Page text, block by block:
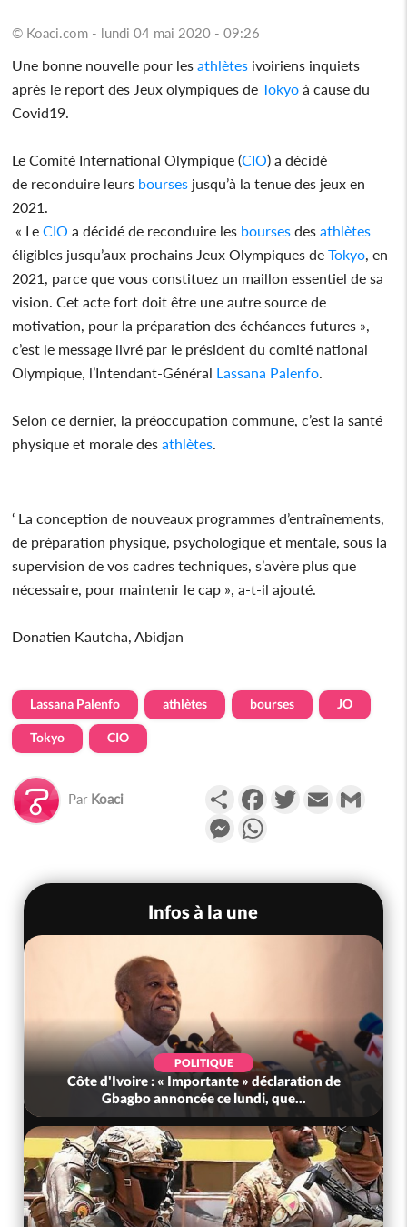
© Koaci.com - lundi 04 mai 2020 - 09:26
Une bonne nouvelle pour lesathlètes ivoiriens inquiets
après le report des Jeux olympiques deTokyo à cause du
Covid19.
Le Comité International Olympique (CIO) a décidé
de reconduire leurs bourses jusqu’à la tenue des jeux en
2021.
« LeCIO a décidé de reconduire les bourses desathlètes
éligibles jusqu’aux prochains Jeux Olympiques deTokyo , en
2021, parce que vous constituez un maillon essentiel de sa
vision. Cet acte fort doit être une autre source de
motivation, pour la préparation des échéances futures »,
c’est le message livré par le président du comité national
Olympique, l’Intendant-Général Lassana Palenfo
Selon ce dernier, la préoccupation commune, c’est la santé
physique et morale desathlètes
‘ La conception de nouveaux programmes d’entraînements,
de préparation physique, psychologique et mentale, sous la
supervision de vos cadres techniques, s’avère plus que
nécessaire, pour maintenir le cap », a-t-il ajouté.
Donatien Kautcha, Abidjan
Lassana Palenfo athlètes bourses JO
Tokyo CIO
Par Koaci PartagerFacebookTwitterEmail
Messenger
Infos à la une
POLITIQUE
Côte d'Ivoire : « Importante » déclaration de
Gbagbo annoncée ce lundi, que...